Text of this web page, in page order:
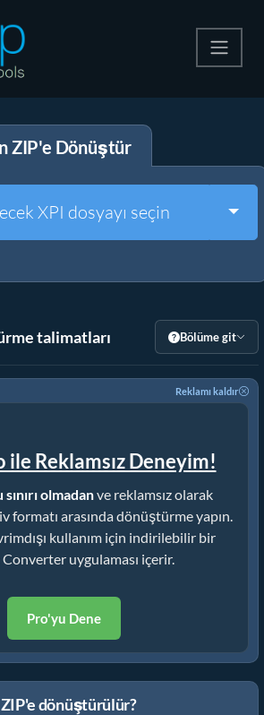
ZIP'e Dönüştür
XPI dosyayı seçin
talimatları Bölüme git
Reklamı kaldır
ile Reklamsız Deneyim!
olmadanve reklamsız olarak
formatı arasında dönüştürme yapın.
kullanım için indirilebilir bir
uygulaması içerir.
Pro'yu Dene
ZIP'e dönüştürülür?